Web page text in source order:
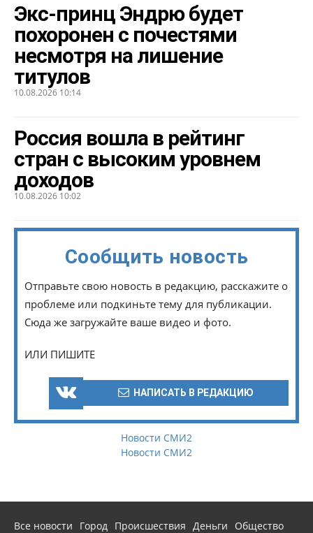
Экс-принц Эндрю будет
похоронен с почестями
несмотря на лишение
титулов
10.08.2026 10:14
Россия вошла в рейтинг
стран с высоким уровнем
доходов
10.08.2026 10:02
Сообщить новость
Отправьте свою новость в редакцию, расскажите о
проблеме или подкиньте тему для публикации.
Сюда же загружайте ваше видео и фото.
ИЛИ ПИШИТЕ
НАПИСАТЬ В РЕДАКЦИЮ
Новости СМИ2
Новости СМИ2
Все новости Город Происшествия Деньги
Общество